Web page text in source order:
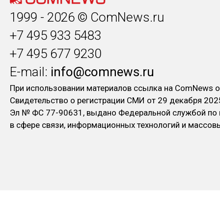
1999 - 2026 © ComNews.ru
+7 495 933 5483
+7 495 677 9230
E-mail: info@comnews.ru
При использовании материалов ссылка на ComNews
Свидетельство о регистрации СМИ от 29 декабря
Эл № ФC 77-90631, выдано Федеральной службой по
в сфере связи, информационных технологий и